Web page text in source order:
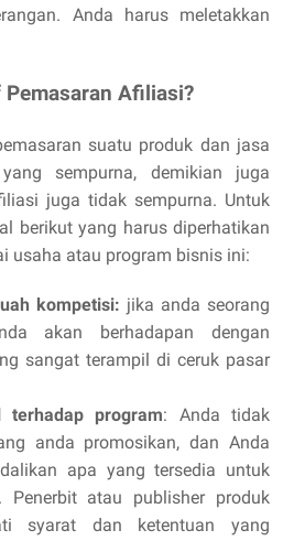
Anda harus meletakkan
Afiliasi?
suatu produk dan jasa
sempurna, demikian juga
juga tidak sempurna. Untuk
berikut yang harus diperhatikan
usaha atau program bisnis ini:
kompetisi: jika anda seorang
akan berhadapan dengan
sangat terampil di ceruk pasar
program: Anda tidak
anda promosikan, dan Anda
apa yang tersedia untuk
Penerbit atau publisher produk
syarat dan ketentuan yang